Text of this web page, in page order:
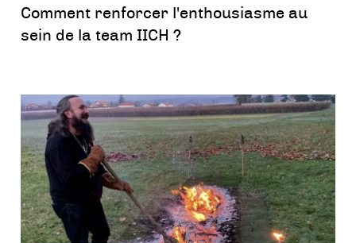
Comment renforcer l'enthousiasme au
sein de la team IICH ?